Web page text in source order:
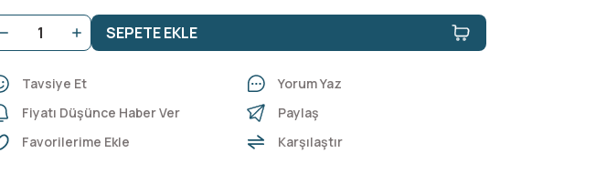
SEPETE EKLE
Tavsiye Et
Yorum Yaz
Fiyatı Düşünce Haber Ver
Paylaş
Karşılaştır